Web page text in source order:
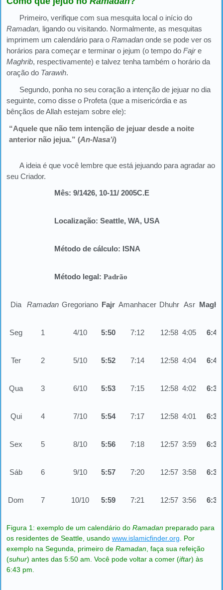
Primeiro, verifique com sua mesquita local o início do
Ramadan, ligando ou visitando. Normalmente, as mesquitas
imprimem um calendário para o Ramadan onde se pode ver os
horários para começar e terminar o jejum (o tempo do Fajre
Maghrib, respectivamente) e talvez tenha também o horário da
oração do Tarawih.
Segundo, ponha no seu coração a intenção de jejuar no dia
seguinte, como disse o Profeta (que a misericórdia e as
bênçãos de Allah estejam sobre ele):
“Aquele que não tem intenção de jejuar desde a noite
anterior não jejua.” (An-Nasa’i)
A ideia é que você lembre que está jejuando para agradar ao
seu Criador.
Mês: 9/1426, 10-11/ 2005C.E
Localização: Seattle, WA, USA
Método de cálculo: ISNA
Método legal: Padrão
Dia Ramadan Gregoriano Fajr Amanhacer Dhuhr Asr
Seg 1 4/10 5:50 7:12 12:58 4:05 6:43
Ter 2 5/10 5:52 7:14 12:58 4:04 6:41
Qua 3 6/10 5:53 7:15 12:58 4:02 6:39
Qui 4 7/10 5:54 7:17 12:58 4:01 6:37
Sex 5 8/10 5:56 7:18 12:57 3:59 6:35
Sáb 6 9/10 5:57 7:20 12:57 3:58 6:33
Dom 7 10/10 5:59 7:21 12:57 3:56 6:31
Figura 1: exemplo de um calendário do Ramadan preparado para
os residentes de Seattle, usando www.islamicfinder.org. Por
exemplo na Segunda, primeiro de Ramadan, faça sua refeição
(suhur) antes das 5:50 am. Você pode voltar a comer (iftar) às
6:43 pm.